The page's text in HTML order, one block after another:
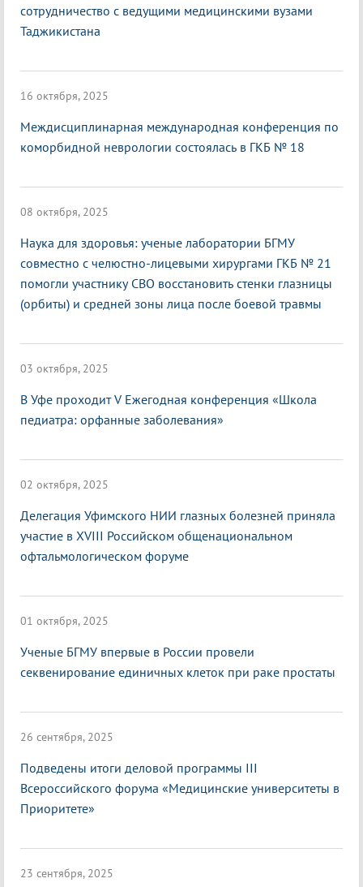
сотрудничество с ведущими медицинскими вузами
Таджикистана
16 октября, 2025
Междисциплинарная международная конференция по
коморбидной неврологии состоялась в ГКБ № 18
08 октября, 2025
Наука для здоровья: ученые лаборатории БГМУ
совместно с челюстно-лицевыми хирургами ГКБ № 21
помогли участнику СВО восстановить стенки глазницы
(орбиты) и средней зоны лица после боевой травмы
03 октября, 2025
В Уфе проходит V Ежегодная конференция «Школа
педиатра: орфанные заболевания»
02 октября, 2025
Делегация Уфимского НИИ глазных болезней приняла
участие в XVIII Российском общенациональном
офтальмологическом форуме
01 октября, 2025
Ученые БГМУ впервые в России провели
секвенирование единичных клеток при раке простаты
26 сентября, 2025
Подведены итоги деловой программы III
Всероссийского форума «Медицинские университеты в
Приоритете»
23 сентября, 2025